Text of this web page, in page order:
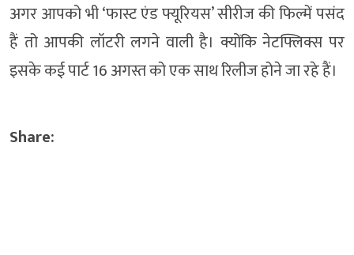
अगर आपको भी ‘फास्ट एंड फ्यूरियस’ सीरीज की फिल्में पसंद
हैं तो आपकी लॉटरी लगने वाली है। क्योंकि नेटफ्लिक्स पर
इसके कई पार्ट 16 अगस्त को एक साथ रिलीज होने जा रहे हैं।
Share: